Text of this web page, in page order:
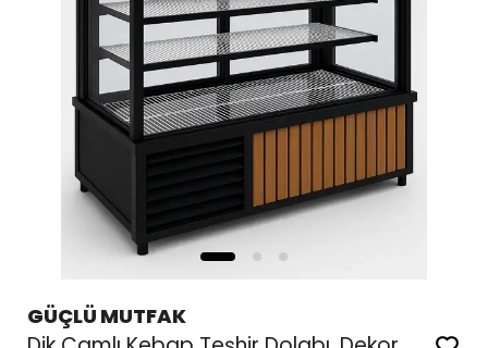
GÜÇLÜ MUTFAK